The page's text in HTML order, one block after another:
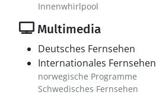
Innenwhirlpool
Multimedia
Deutsches Fernsehen
Internationales Fernsehen
norwegische Programme
Schwedisches Fernsehen